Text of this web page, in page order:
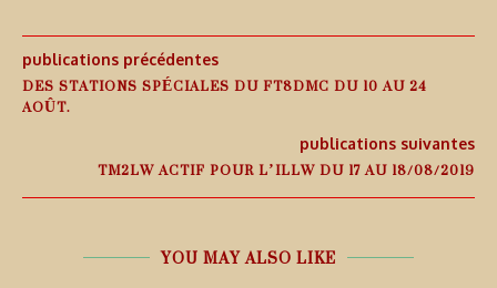
publications précédentes
DES STATIONS SPÉCIALES DU FT8DMC DU 10 AU 24
AOÛT.
publications suivantes
TM2LW ACTIF POUR L’ILLW DU 17 AU 18/08/2019
YOU MAY ALSO LIKE